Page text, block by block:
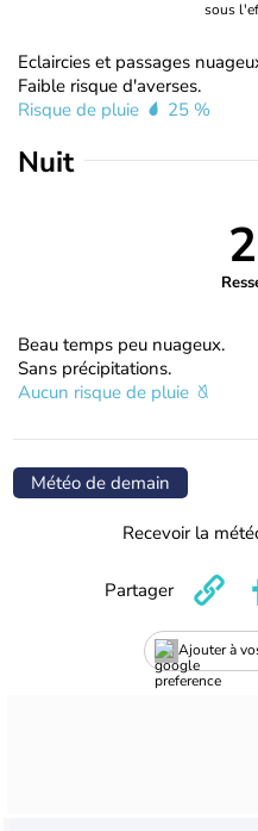
sous
Eclaircies et passages
Faible risque d'averses.
Risque de pluie
25 %
Nuit
Beau temps peu nuageux.
Sans précipitations.
Aucun risque de pluie
Météo de demain
Recevoir la
Ajouter à
Partager